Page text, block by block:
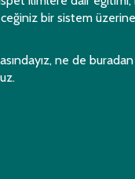
bir sistem
ne de